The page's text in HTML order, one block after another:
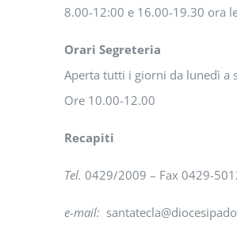
8.00-12:00 e 16.00-19.30 ora
Orari Segreteria
Aperta tutti i giorni da lunedì a
Ore 10.00-12.00
Recapiti
Tel. 0429/2009 – Fax 0429-
e-mail: